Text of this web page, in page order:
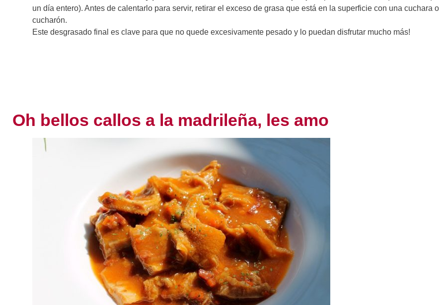
un día entero). Antes de calentarlo para servir, retirar el exceso de grasa que está en la superficie con una cuchara o
cucharón.
Este desgrasado final es clave para que no quede excesivamente pesado y lo puedan disfrutar mucho más!
Oh bellos callos a la madrileña, les amo